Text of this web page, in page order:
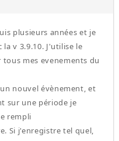
plusieurs années et je
v 3.9.10. J'utilise le
mes evenements du
nouvel évènement, et
sur une période je
rempli
Si j'enregistre tel quel,